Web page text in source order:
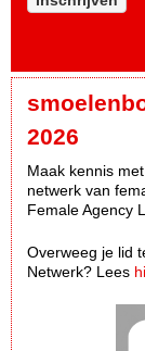
2026
Maak kennis
netwerk van
Female Agency
Overweeg je lid
Netwerk? Lees